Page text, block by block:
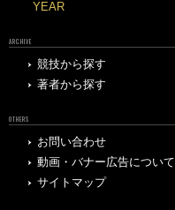
YEAR
ARCHIVE
競技から探す
著者から探す
OTHERS
お問い合わせ
動画・バナー広告について
サイトマップ